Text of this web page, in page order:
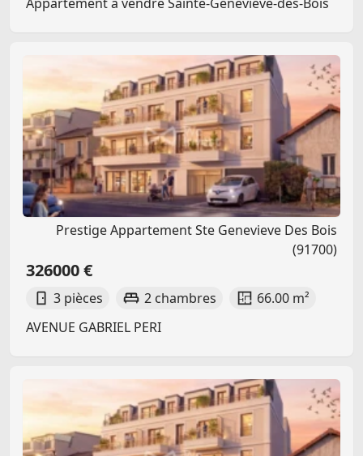
Prestige Appartement Ste Genevieve Des Bois
(91700)
326000 €
3 pièces 2 chambres
66.00 m²
AVENUE GABRIEL PERI